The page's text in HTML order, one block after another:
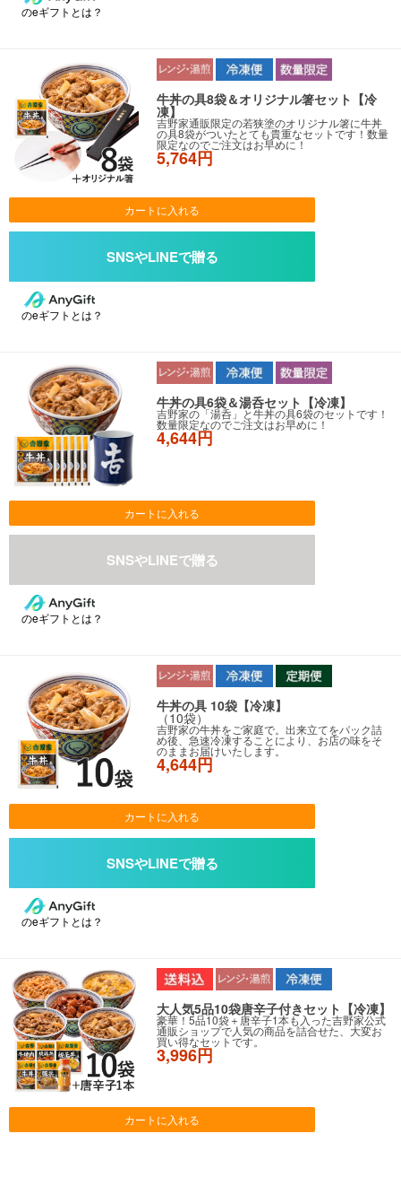
のeギフトとは？
牛丼の具8袋＆オリジナル箸セット【冷
凍】
吉野家通販限定の若狭塗のオリジナル箸に牛丼
の具8袋がついたとても貴重なセットです！数量
限定なのでご注文はお早めに！
5,764円
カートに入れる
のeギフトとは？
牛丼の具6袋＆湯呑セット【冷凍】
吉野家の「湯呑」と牛丼の具6袋のセットです！
数量限定なのでご注文はお早めに！
4,644円
カートに入れる
のeギフトとは？
牛丼の具 10袋【冷凍】
（10袋）
吉野家の牛丼をご家庭で。出来立てをパック詰
め後、急速冷凍することにより、お店の味をそ
のままお届けいたします。
4,644円
カートに入れる
のeギフトとは？
大人気5品10袋唐辛子付きセット【冷凍】
豪華！5品10袋＋唐辛子1本も入った吉野家公式
通販ショップで人気の商品を詰合せた、大変お
買い得なセットです。
3,996円
カートに入れる